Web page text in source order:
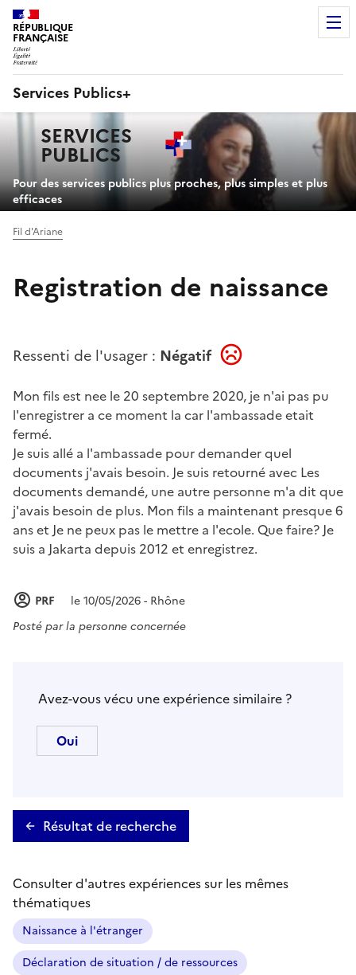
RÉPUBLIQUE
FRANÇAISE
Services Publics+
principaleSERVICES
PUBLICS+
Pour des services publics plus proches, plus simples et plus
efficaces
Fil d'Ariane
Registration de naissance
Ressenti de l'usager : Négatif
Mon fils est nee le 20 septembre 2020, je n'ai pas pu
l'enregistrer a ce moment la car l'ambassade etait
fermé.
Je suis allé a l'ambassade pour demander quel
documents j'avais besoin. Je suis retourné avec Les
documents demandé, une autre personne m'a dit que
j'avais besoin de plus. Mon fils a maintenant presque 6
ans et Je ne peux pas le mettre a l'ecole. Que faire? Je
suis a Jakarta depuis 2012 et enregistrez.
PRF
le 10/05/2026 - Rhône
Posté parla personne concernée
Avez-vous vécu une expérience similaire ?
Résultat de recherche
Consulter d'autres expériences sur les mêmes
thématiques
Naissance à l'étranger
Déclaration de situation / de ressources